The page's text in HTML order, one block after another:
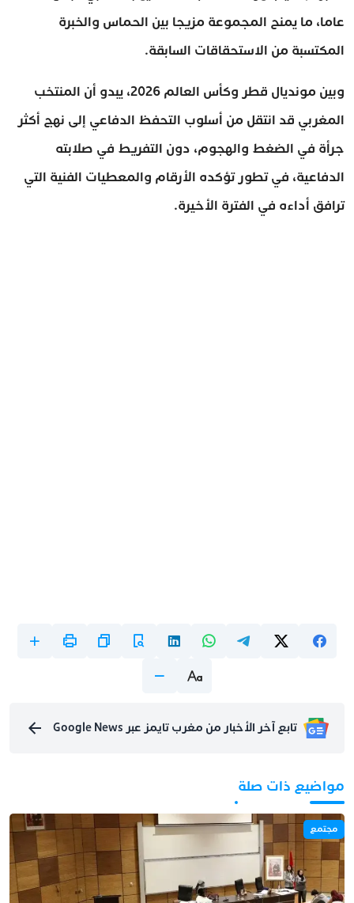
عاما، ما يمنح المجموعة مزيجا بين الحماس والخبرة
المكتسبة من الاستحقاقات السابقة.
وبين مونديال قطر وكأس العالم 2026، يبدو أن المنتخب
المغربي قد انتقل من أسلوب التحفظ الدفاعي إلى نهج أكثر
جرأة في الضغط والهجوم، دون التفريط في صلابته
الدفاعية، في تطور تؤكده الأرقام والمعطيات الفنية التي
ترافق أداءه في الفترة الأخيرة.
تابع آخر الأخبار من مغرب تايمز عبر Google News
مواضيع ذات صلة
مجتمع